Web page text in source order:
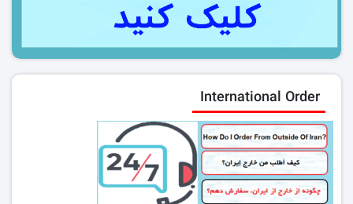
International Order